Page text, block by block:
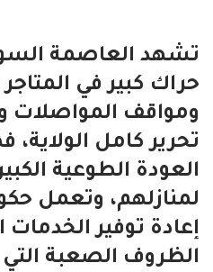
تشهد العاصمة
حراك كبير في المتاجر
ومواقف المواصلات
تحرير كامل
العودة الطوعية
لمنازلهم، وتعمل
إعادة توفير
الظروف الصعبة التي